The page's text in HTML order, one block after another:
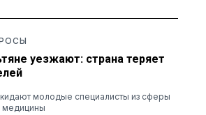
уезжают: страна теряет
молодые специалисты из сферы
медицины